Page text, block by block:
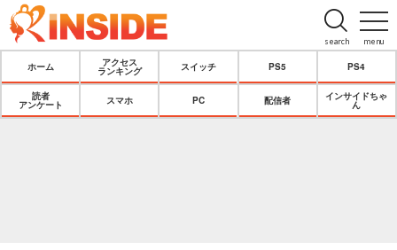
menu
search
ホーム
アクセス
ランキング
スイッチ PS5 PS4
読者
アンケート
スマホ PC 配信者
インサイドちゃ
ん